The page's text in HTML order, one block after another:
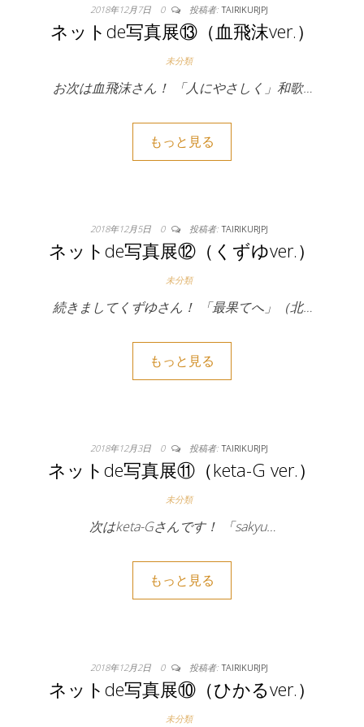
2018年12月7日 0 投稿者: TAIRIKURJPJ
ネットde写真展⑬（血飛沫ver.）
未分類
お次は血飛沫さん！ 「人にやさしく」和歌…
もっと見る
2018年12月5日 0 投稿者: TAIRIKURJPJ
ネットde写真展⑫（くずゆver.）
未分類
続きましてくずゆさん！ 「最果てへ」（北…
もっと見る
2018年12月3日 0 投稿者: TAIRIKURJPJ
ネットde写真展⑪（keta-G ver.）
未分類
次はketa-Gさんです！ 「sakyu…
もっと見る
2018年12月2日 0 投稿者: TAIRIKURJPJ
ネットde写真展⑩（ひかるver.）
未分類